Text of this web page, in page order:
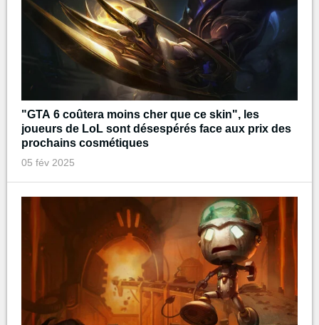
"GTA 6 coûtera moins cher que ce skin", les
joueurs de LoL sont désespérés face aux prix des
prochains cosmétiques
05 fév 2025